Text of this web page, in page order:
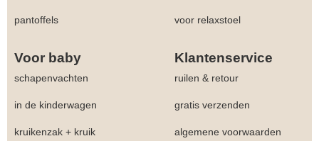
pantoffels voor relaxstoel
Voor baby Klantenservice
schapenvachten ruilen & retour
in de kinderwagen gratis verzenden
kruikenzak + kruik algemene voorwaarden